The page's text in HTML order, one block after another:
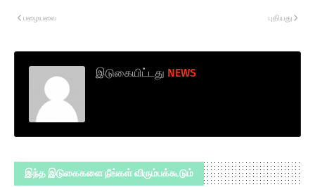
புதியது
பழையவை
இடுகையிட்டது NEWS
இந்த இடுகைகளை நீங்கள் விரும்பக்கூடும்